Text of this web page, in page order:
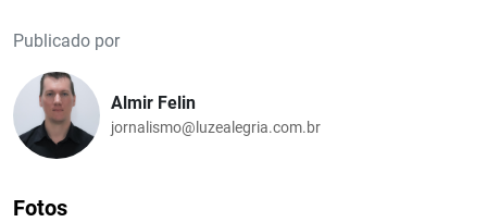
Publicado por
Almir Felin
jornalismo@luzealegria.com.br
Fotos